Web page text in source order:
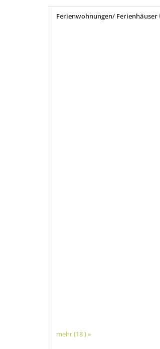
Ferienwohnungen/ Ferienhäuser
mehr (18 ) »